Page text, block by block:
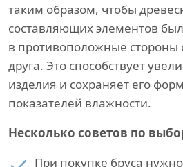
таким образом, чтобы
составляющих элементов
в противоположные стороны
друга. Это способствует
изделия и сохраняет его
показателей влажности.
Несколько советов по
При покупке бруса